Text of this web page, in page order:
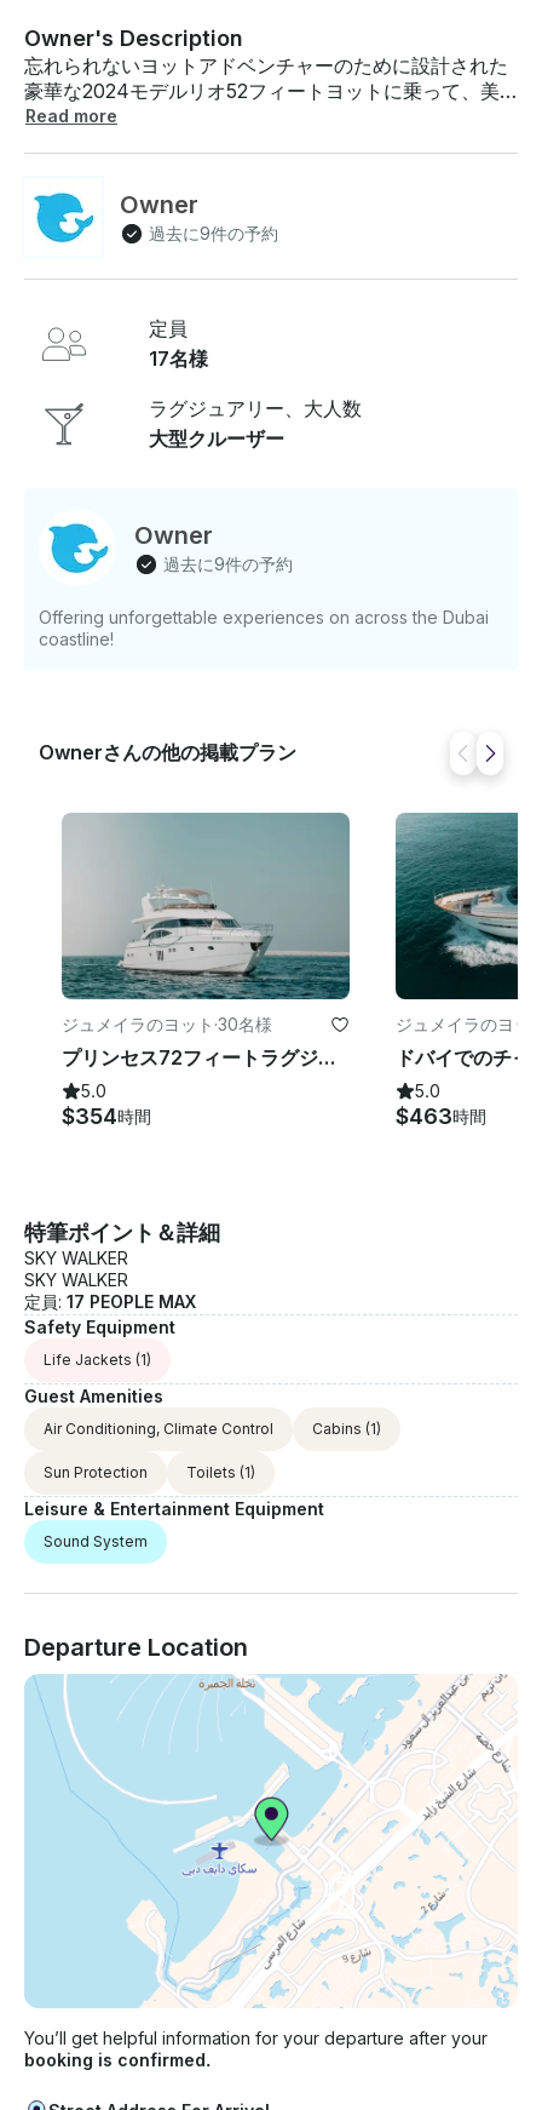
Owner's Description
忘れられないヨットアドベンチャーのために設計された
豪華な2024モデルリオ52フィートヨットに乗って、美
しいドバイの海岸線をスタイリッシュにクルーズしまし
験をお届けします 。このパワー・メガ・ヨットに乗っ
て、豪華で快適な世界に浸ってください。17名様まで収
容可能で、海での思い出に残る時間を楽しみたいラグジ
メントに十分なスペースがあり、シームレスで楽しい航
海が実現します 。1700 AEDの料金で、ユニークな見晴
らしの良い場所からドバイの美しさを体験しながら、2
時間のエクスカーションにふけることができます。この
価格には指定期間のヨットのレンタルも含まれているた
め、洗練された雰囲気の中で心に残る思い出を作ること
デッキエリア、船内での時間を充実させるための一流の
アメニティなどがあります。特別なイベント、豪華な休
暇、友人との集まりなど、どのような計画でも、2024
ぐ予約して、ドバイの海で優雅で贅沢な旅に出かけまし
ょう！ 注意:料金は1時間あたり680ディルハムで、「9月
Read more
Owner
過去に9件の予約
定員
17名様
ラグジュアリー、大人数
大型クルーザー
Owner
過去に9件の予約
Offering unforgettable experiences on across the Dubai
coastline!
Ownerさんの他の掲載プラン
ジュメイラのヨット ·30名様
プリンセス72フィートラグジュアリーヨット
5.0
$354時間
ジュメイラのヨッ
5.0
$463時間
特筆ポイント＆詳細
SKY WALKER
SKY WALKER
定員: 17 PEOPLE MAX
Safety Equipment
Life Jackets (1)
Guest Amenities
Air Conditioning, Climate Control Cabins (1)
Sun Protection Toilets (1)
Leisure & Entertainment Equipment
Sound System
Departure Location
You’ll get helpful information for your departure after your
booking is confirmed.